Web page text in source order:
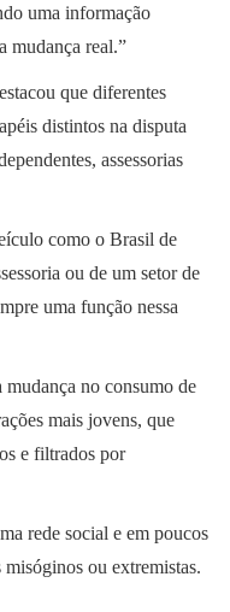
uma informação
mudança real.”
que diferentes
distintos na disputa
assessorias
como o Brasil de
ou de um setor de
uma função nessa
no consumo de
mais jovens, que
e filtrados por
rede social e em poucos
ou extremistas.